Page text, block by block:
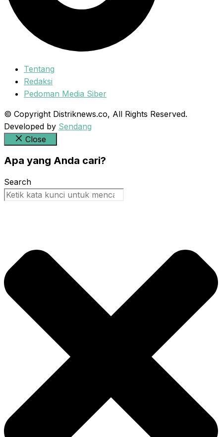
Tentang
Redaksi
Pedoman Media Siber
© Copyright Distriknews.co, All Rights Reserved.
Developed by Sendang
Close
Apa yang Anda cari?
Search